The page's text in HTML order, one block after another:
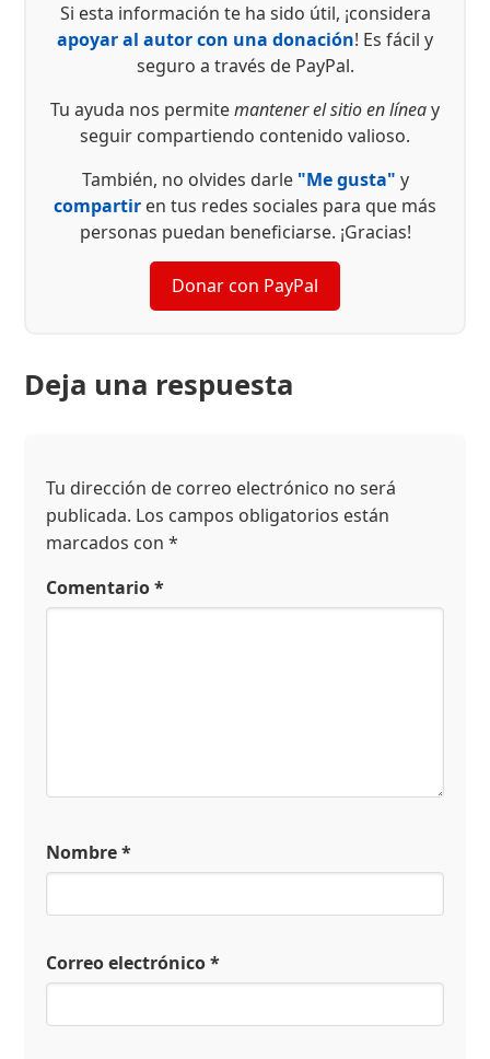
Si esta información te ha sido útil, ¡considera
apoyar al autor con una donación! Es fácil y
seguro a través de PayPal.
Tu ayuda nos permitemantener el sitio en líneay
seguir compartiendo contenido valioso.
También, no olvides darle "Me gusta" y
compartir en tus redes sociales para que más
personas puedan beneficiarse. ¡Gracias!
Donar con PayPal
Deja una respuesta
Tu dirección de correo electrónico no será
publicada. Los campos obligatorios están
marcados con*
Comentario*
Nombre*
Correo electrónico*